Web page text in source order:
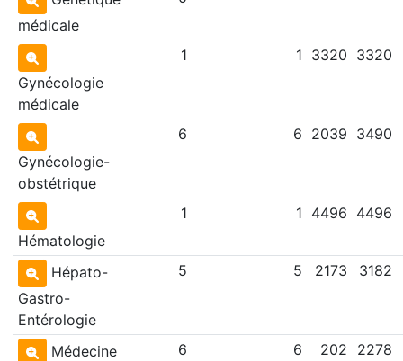
médicale
Gynécologie
médicale
1 1 3320 3320
Gynécologie-
obstétrique
6 6 2039 3490
Hématologie
1 1 4496 4496
Hépato-
Gastro-
Entérologie
5 5 2173 3182
Médecine
6 6 202 2278